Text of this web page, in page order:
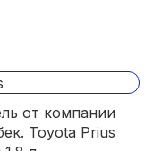
от компании
Toyota Prius